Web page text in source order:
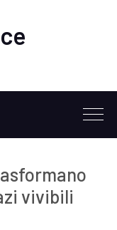
vivibili